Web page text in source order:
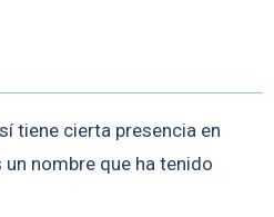
tiene cierta presencia en
un nombre que ha tenido